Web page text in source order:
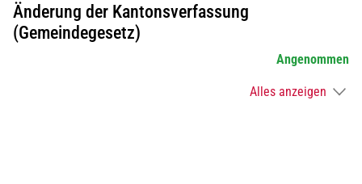
Änderung der Kantonsverfassung
(Gemeindegesetz)
Angenommen
Alles anzeigen